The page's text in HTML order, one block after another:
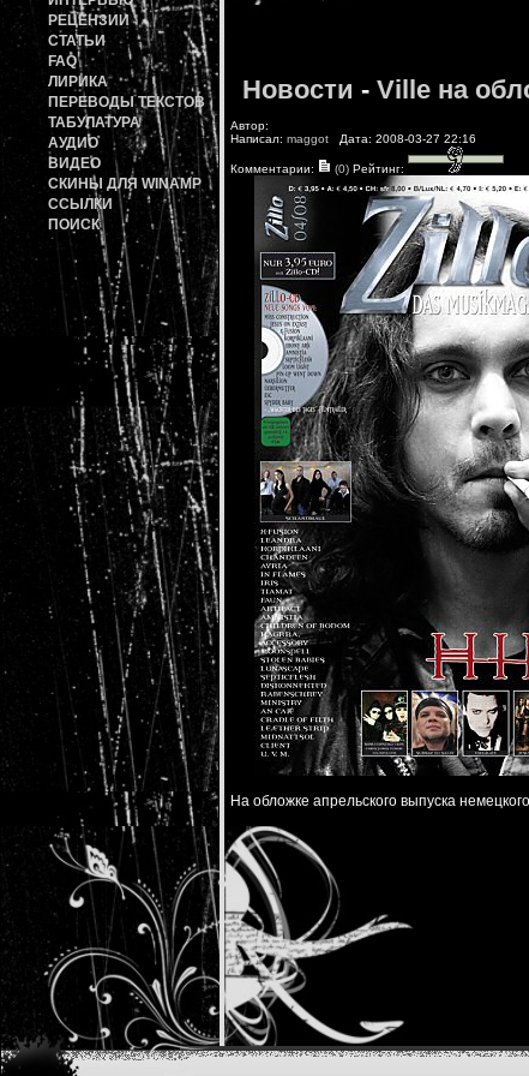
РЕЦЕНЗИИ
СТАТЬИ
FAQ
ЛИРИКА
ПЕРЕВОДЫ ТЕКСТОВ
ТАБУЛАТУРА
АУДИО
ВИДЕО
СКИНЫ ДЛЯ WINAMP
ССЫЛКИ
ПОИСК
Новости - Ville на
Автор:
Написал: maggot Дата: 2008-03-27 22:16
Комментарии: (0) Рейтинг:
На обложке апрельского выпуска